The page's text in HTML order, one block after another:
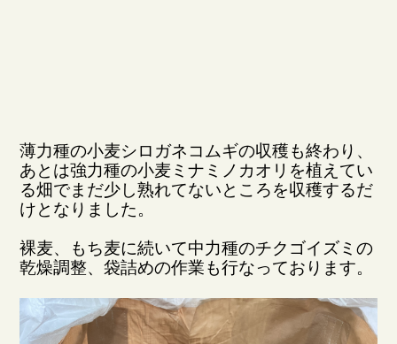
薄力種の小麦シロガネコムギの収穫も終わり、
あとは強力種の小麦ミナミノカオリを植えてい
る畑でまだ少し熟れてないところを収穫するだ
けとなりました。
裸麦、もち麦に続いて中力種のチクゴイズミの
乾燥調整、袋詰めの作業も行なっております。